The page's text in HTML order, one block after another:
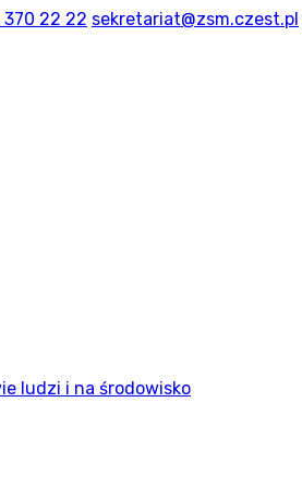
370 22 22 sekretariat@zsm.czest.pl
ludzi i na środowisko